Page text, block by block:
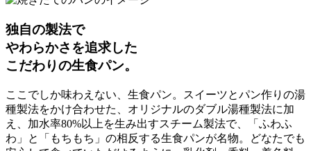
独自の製法で
やわらかさを追求した
こだわりの生食パン。
ここでしか味わえない、生食パン。スイーツとパン作りの湯
種製法をかけ合わせた、オリジナルのダブル湯種製法に加
え、加水率80%以上を生み出すスチーム製法で、「ふわふ
わ」と「もちもち」の相反する生食パンが名物。どなたでも